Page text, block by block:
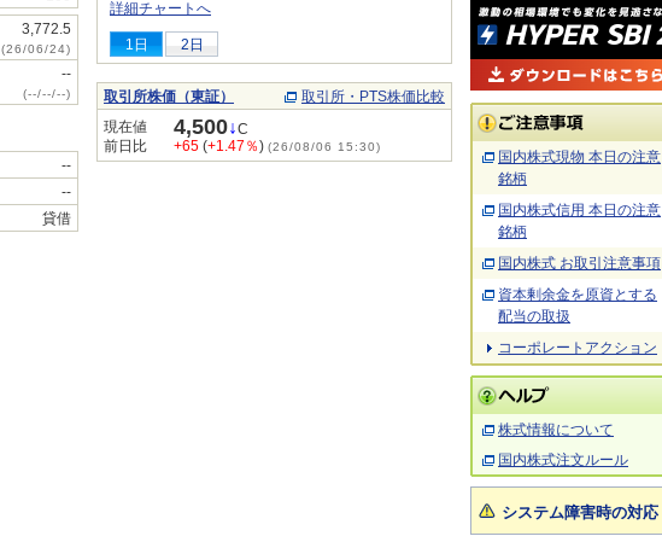
3,772.5
(26/06/24)
--
(--/--/--)
--
--
貸借
詳細チャートへ
1日 2日
取引所株価（東証）
取引所・PTS株価比較
現在値
4,500↓C
前日比
+65 (+1.47％) (26/08/06 15:30)
国内株式現物 本日の注意
銘柄
国内株式信用 本日の注意
銘柄
国内株式 お取引注意事項
資本剰余金を原資とする
配当の取扱
コーポレートアクション
株式情報について
国内株式注文ルール
システム障害時の対応